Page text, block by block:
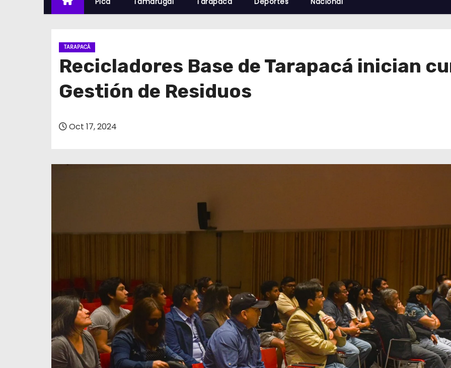
TARAPACÁ
Recicladores Base de Tarapacá inician
Gestión de Residuos
Oct 17, 2024